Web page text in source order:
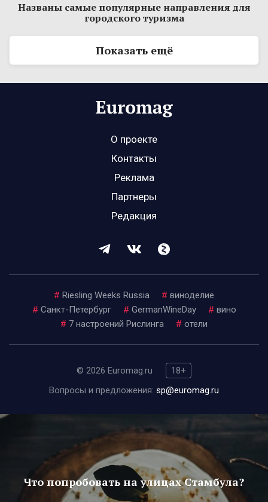
Названы самые популярные направления для
городского туризма
Показать ещё
О проекте
Контакты
Реклама
Партнеры
Редакция
# Riesling Weeks Russia # виноделие
# Санкт-Петербург # GermanWineDay # вино
# 7 настроений Рислинга # отели
© 2026 Euromag.ru
18+
Вопросы и предложения: sp@euromag.ru
Что попробовать на улицах Стамбула?